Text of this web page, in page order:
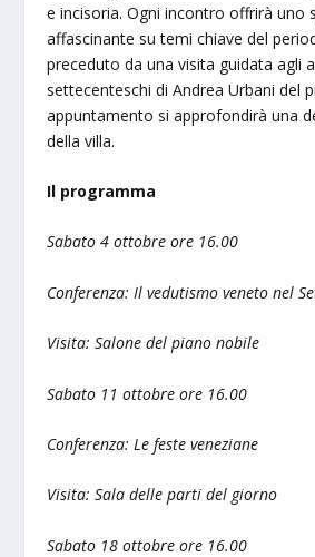
e incisoria. Ogni incontro offrirà uno
affascinante su temi chiave del
preceduto da una visita guidata agli
settecenteschi di Andrea Urbani del
appuntamento si approfondirà una
della villa.
Il programma
Sabato 4 ottobre ore 16.00
Conferenza: Il vedutismo veneto nel
Visita: Salone del piano nobile
Sabato 11 ottobre ore 16.00
Conferenza: Le feste veneziane
Visita: Sala delle parti del giorno
Sabato 18 ottobre ore 16.00